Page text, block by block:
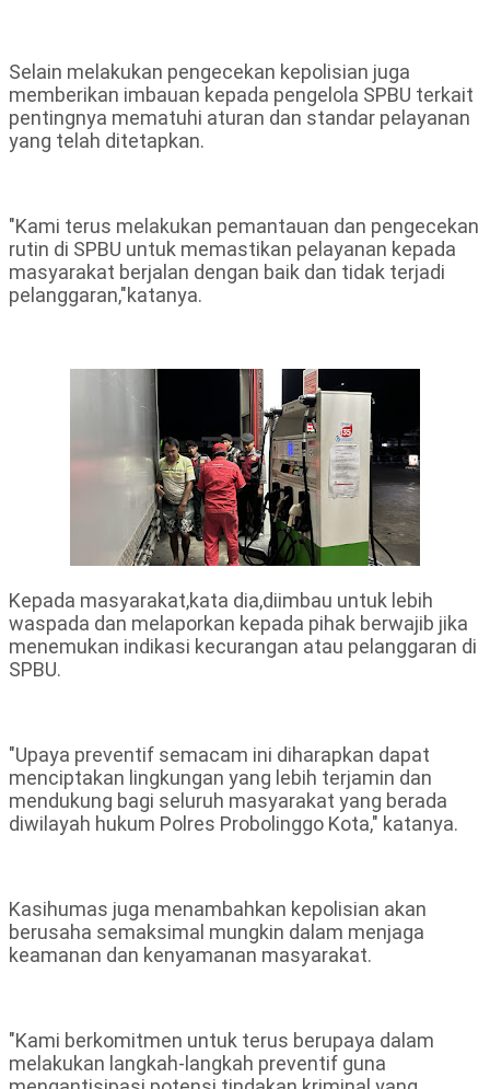
Selain melakukan pengecekan kepolisian juga
memberikan imbauan kepada pengelola SPBU terkait
pentingnya mematuhi aturan dan standar pelayanan
yang telah ditetapkan.
"Kami terus melakukan pemantauan dan pengecekan
rutin di SPBU untuk memastikan pelayanan kepada
masyarakat berjalan dengan baik dan tidak terjadi
pelanggaran,"katanya.
Kepada masyarakat,kata dia,diimbau untuk lebih
waspada dan melaporkan kepada pihak berwajib jika
menemukan indikasi kecurangan atau pelanggaran di
SPBU.
"Upaya preventif semacam ini diharapkan dapat
menciptakan lingkungan yang lebih terjamin dan
mendukung bagi seluruh masyarakat yang berada
diwilayah hukum Polres Probolinggo Kota," katanya.
Kasihumas juga menambahkan kepolisian akan
berusaha semaksimal mungkin dalam menjaga
keamanan dan kenyamanan masyarakat.
"Kami berkomitmen untuk terus berupaya dalam
melakukan langkah-langkah preventif guna